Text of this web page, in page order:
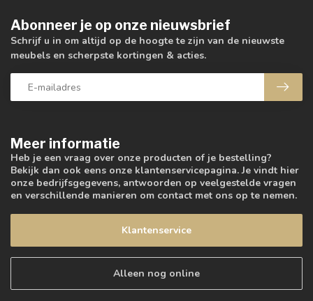
Meer informatie
Heb je een vraag over onze producten of je bestelling?
Bekijk dan ook eens onze klantenservicepagina. Je vindt hier
onze bedrijfsgegevens, antwoorden op veelgestelde vragen
en verschillende manieren om contact met ons op te nemen.
Klantenservice
Alleen nog online
Abonneer je op onze nieuwsbrief
Schrijf u in om altijd op de hoogte te zijn van de nieuwste
meubels en scherpste kortingen & acties.